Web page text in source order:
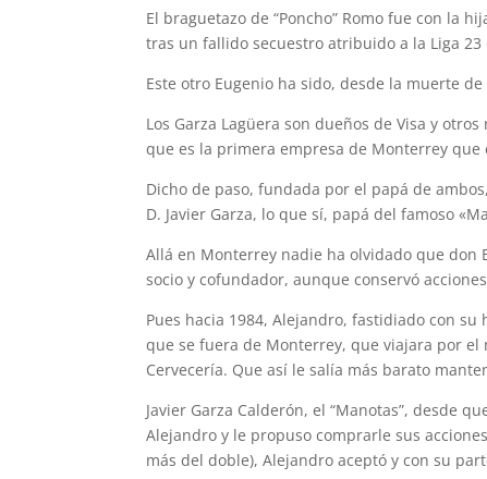
El braguetazo de “Poncho” Romo fue con la
tras un fallido secuestro atribuido a la Liga
Este otro Eugenio ha sido, desde la muerte
Los Garza Lagüera son dueños de Visa y
que es la primera empresa de Monterrey que
Dicho de paso, fundada por el papá de
D. Javier Garza, lo que sí, papá del famoso
Allá en Monterrey nadie ha olvidado que don
socio y cofundador, aunque conservó
Pues hacia 1984, Alejandro, fastidiado con
que se fuera de Monterrey, que viajara por
Cervecería. Que así le salía más barato
Javier Garza Calderón, el “Manotas”, desde
Alejandro y le propuso comprarle sus
más del doble), Alejandro aceptó y con su